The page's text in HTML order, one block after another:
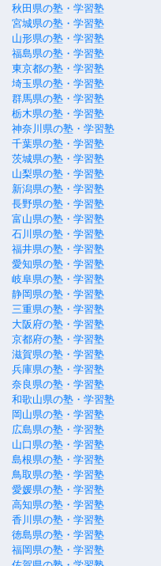
秋田県の塾・学習塾
宮城県の塾・学習塾
山形県の塾・学習塾
福島県の塾・学習塾
東京都の塾・学習塾
埼玉県の塾・学習塾
群馬県の塾・学習塾
栃木県の塾・学習塾
神奈川県の塾・学習塾
千葉県の塾・学習塾
茨城県の塾・学習塾
山梨県の塾・学習塾
新潟県の塾・学習塾
長野県の塾・学習塾
富山県の塾・学習塾
石川県の塾・学習塾
福井県の塾・学習塾
愛知県の塾・学習塾
岐阜県の塾・学習塾
静岡県の塾・学習塾
三重県の塾・学習塾
大阪府の塾・学習塾
京都府の塾・学習塾
滋賀県の塾・学習塾
兵庫県の塾・学習塾
奈良県の塾・学習塾
和歌山県の塾・学習塾
岡山県の塾・学習塾
広島県の塾・学習塾
山口県の塾・学習塾
島根県の塾・学習塾
鳥取県の塾・学習塾
愛媛県の塾・学習塾
高知県の塾・学習塾
香川県の塾・学習塾
徳島県の塾・学習塾
福岡県の塾・学習塾